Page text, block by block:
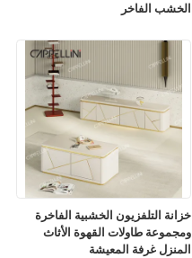
الخشب الفاخر
خزانة التلفزيون الخشبية الفاخرة
ومجموعة طاولات القهوة الأثاث
المنزل غرفة المعيشة